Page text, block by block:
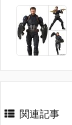
関連記事